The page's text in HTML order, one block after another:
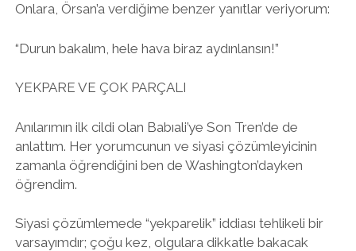
Onlara, Örsan’a verdiğime benzer yanıtlar veriyorum:
“Durun bakalım, hele hava biraz aydınlansın!”
YEKPARE VE ÇOK PARÇALI
Anılarımın ilk cildi olan Babıali’ye Son Tren’de de
anlattım. Her yorumcunun ve siyasi çözümleyicinin
zamanla öğrendiğini ben de Washington’dayken
öğrendim.
Siyasi çözümlemede “yekparelik” iddiası tehlikeli bir
varsayımdır; çoğu kez, olgulara dikkatle bakacak